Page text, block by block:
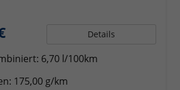
Details
6,70 l/100km
175,00 g/km